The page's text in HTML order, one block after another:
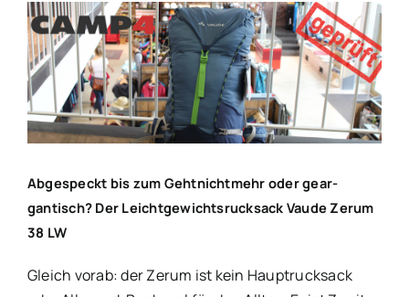
CAMP4-Team
Zeige
grösseres
Bild
Abgespeckt bis zum Gehtnichtmehr oder gear-
gantisch? Der Leichtgewichtsrucksack Vaude Zerum
38 LW
Gleich vorab: der Zerum ist kein Hauptrucksack